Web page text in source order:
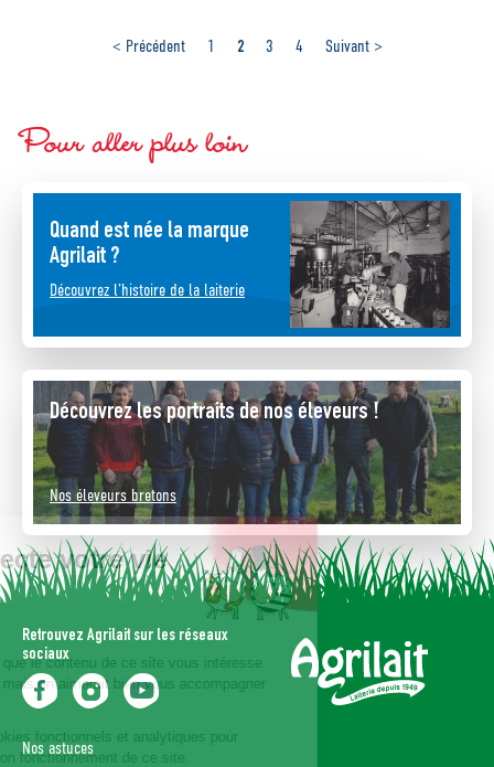
Agrilait respecte votre vie
privée
On a attendu d'être sûrs que le contenu de ce site vous intéresse
avant de vous déranger, mais on aimerait bien vous accompagner
pendant votre visite...
Notre site utilise des cookies fonctionnels et analytiques pour
permettre le suivi et le bon fonctionnement de ce site.
< Précédent 1 2 3 4 Suivant >
Pour aller plus loin
Quand est née la marque
Agrilait ?
Découvrez l’histoire de la laiterie
Découvrez les portraits de nos éleveurs !
Nos éleveurs bretons
Retrouvez Agrilait sur les réseaux
sociaux
Nos astuces